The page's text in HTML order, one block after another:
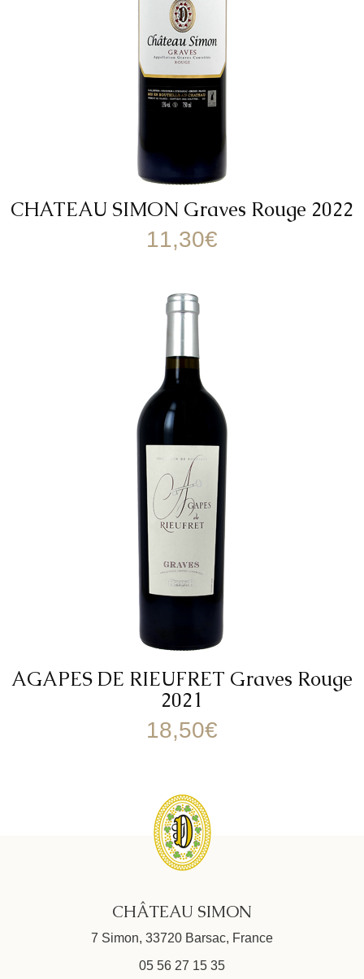
CHATEAU SIMON Graves Rouge 2022
11,30€
AGAPES DE RIEUFRET Graves Rouge
2021
18,50€
CHÂTEAU SIMON
7 Simon, 33720 Barsac, France
05 56 27 15 35